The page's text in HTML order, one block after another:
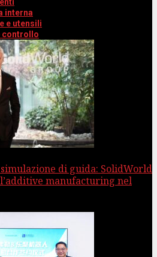
interna
e utensili
controllo
simulazione di guida: SolidWorld
manufacturing nel